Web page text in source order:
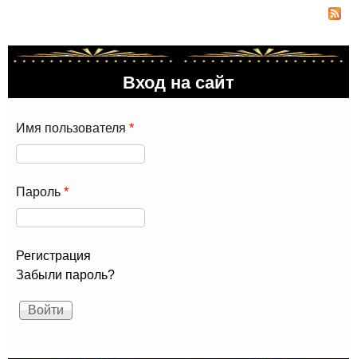
на
Вход на сайт
Имя пользователя *
Пароль *
Регистрация
Забыли пароль?